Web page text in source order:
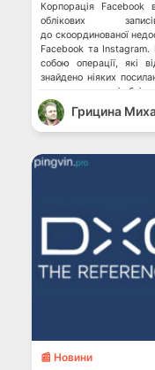
Корпорація Facebook
облікових
до скоординованої
Facebook та Instagram.
собою операції, які
знайдено ніяких
створили мережі
Грицина
📰 Новини